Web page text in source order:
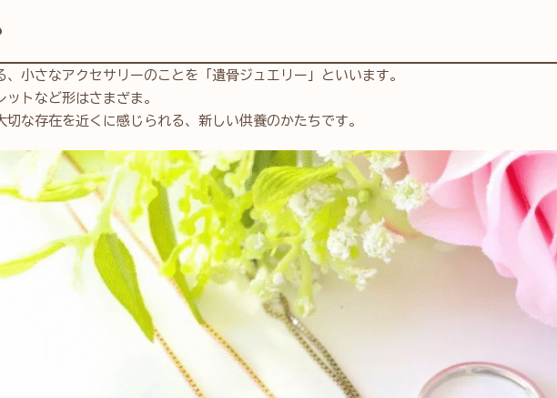
小さなアクセサリーのことを「遺骨ジュエリー」といいます。
トなど形はさまざま。
な存在を近くに感じられる、新しい供養のかたちです。